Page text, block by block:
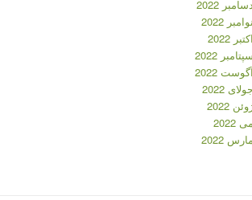
دسامبر 2022
نوامبر 2022
اکتبر 2022
سپتامبر 2022
2022
جولای 2022
2022
می 2022
مارس 2022